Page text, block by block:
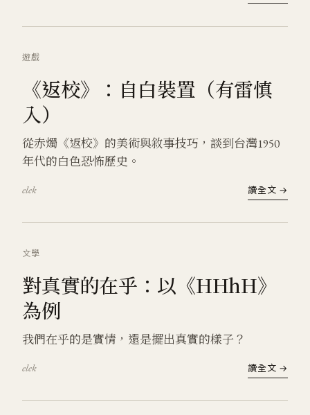
遊戲
《返校》：自白裝置（有雷慎
入）
從赤燭《返校》的美術與敘事技巧，談到台灣1950
年代的白色恐怖歷史。
elek 讀全文 →
文學
對真實的在乎：以《HHhH》
為例
我們在乎的是實情，還是擺出真實的樣子？
elek 讀全文 →